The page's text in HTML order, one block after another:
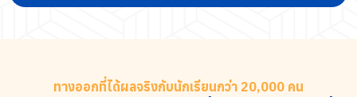
ทางออกที่ได้ผลจริงกับนักเรียนกว่า 20,000 คน